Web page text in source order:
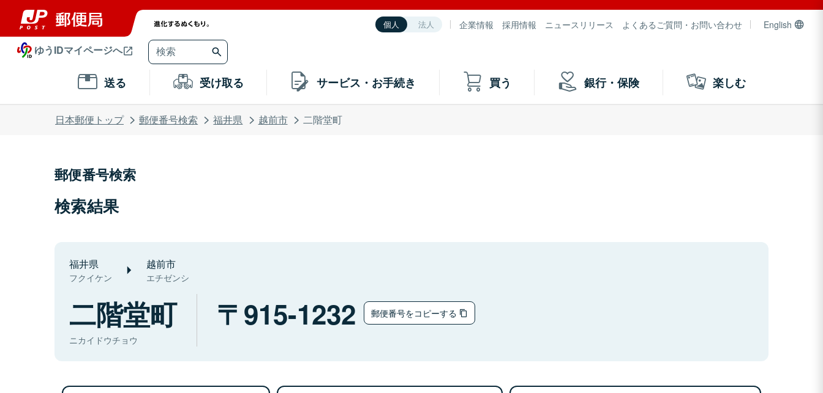
個人 法人 企業情報 採用情報 ニュースリリース よくあるご質問・お問い合わせ English
ゆうIDマイページへ
送る 受け取る サービス・お手続き 買う 銀行・保険 楽しむ
日本郵便トップ 郵便番号検索 福井県 越前市 二階堂町
郵便番号検索
検索結果
福井県
フクイケン
越前市
エチゼンシ
二階堂町
ニカイドウチョウ
915-1232 郵便番号をコピーする